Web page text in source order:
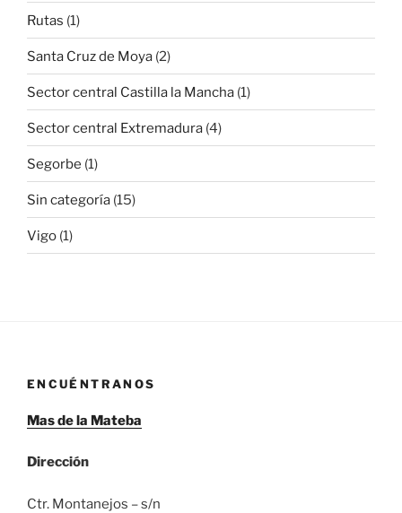
Rutas (1)
Santa Cruz de Moya (2)
Sector central Castilla la Mancha (1)
Sector central Extremadura (4)
Segorbe (1)
Sin categoría (15)
Vigo (1)
ENCUÉNTRANOS
Mas de la Mateba
Dirección
Ctr. Montanejos – s/n